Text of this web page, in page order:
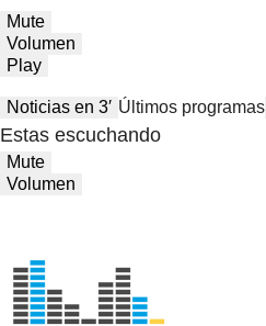
Mute
Volumen
Play
Noticias en 3′ Últimos programas
Estas escuchando
Mute
Volumen